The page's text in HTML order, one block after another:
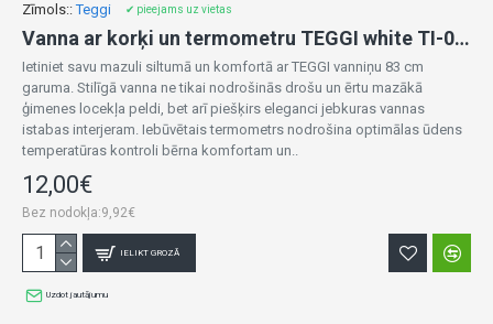
Zīmols:: Teggi ✔ pieejams uz vietas
Vanna ar korķi un termometru TEGGI white TI-004-103
Ietiniet savu mazuli siltumā un komfortā ar TEGGI vanniņu 83 cm
garuma. Stilīgā vanna ne tikai nodrošinās drošu un ērtu mazākā
ģimenes locekļa peldi, bet arī piešķirs eleganci jebkuras vannas
istabas interjeram. Iebūvētais termometrs nodrošina optimālas ūdens
temperatūras kontroli bērna komfortam un..
12,00€
Bez nodokļa:9,92€
IELIKT GROZĀ
Uzdot jautājumu